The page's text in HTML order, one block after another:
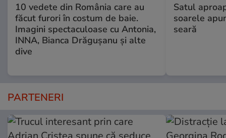
10 vedete din România care au
făcut furori în costum de baie.
Imagini spectaculoase cu Antonia,
INNA, Bianca Drăgușanu și alte
dive
Satul
soarele
seară
PARTENERI